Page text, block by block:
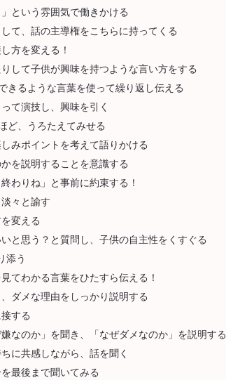
」という雰囲気で働きかける
て、話の主導権をこちらに持ってくる
方を変える！
して子供が興味を持つような言い方をする
きるような言葉を使って繰り返し伝える
て演技し、興味を引く
ど、うろたえてみせる
みポイントを考えて語りかける
を説明することを意識する
終わりね」と事前に約束する！
々と諭す
変える
と思う？と質問し、子供の自主性をくすぐる
添う
てわかる言葉をひたすら伝える！
ダメな理由をしっかり説明する
する
なのか」を聞き、「なぜダメなのか」を説明する
に共感しながら、話を聞く
最後まで聞いてみる